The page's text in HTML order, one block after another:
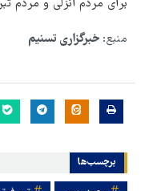
برای مردم انزلی و مردم
منبع: خبرگزاری تسنیم
برچسب‌ها